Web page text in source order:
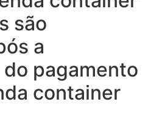
são
a
pagamento
container